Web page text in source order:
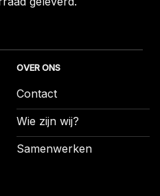
OVER ONS
Contact
Wie zijn wij?
Samenwerken